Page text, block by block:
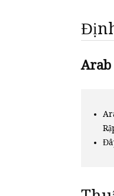
Arab